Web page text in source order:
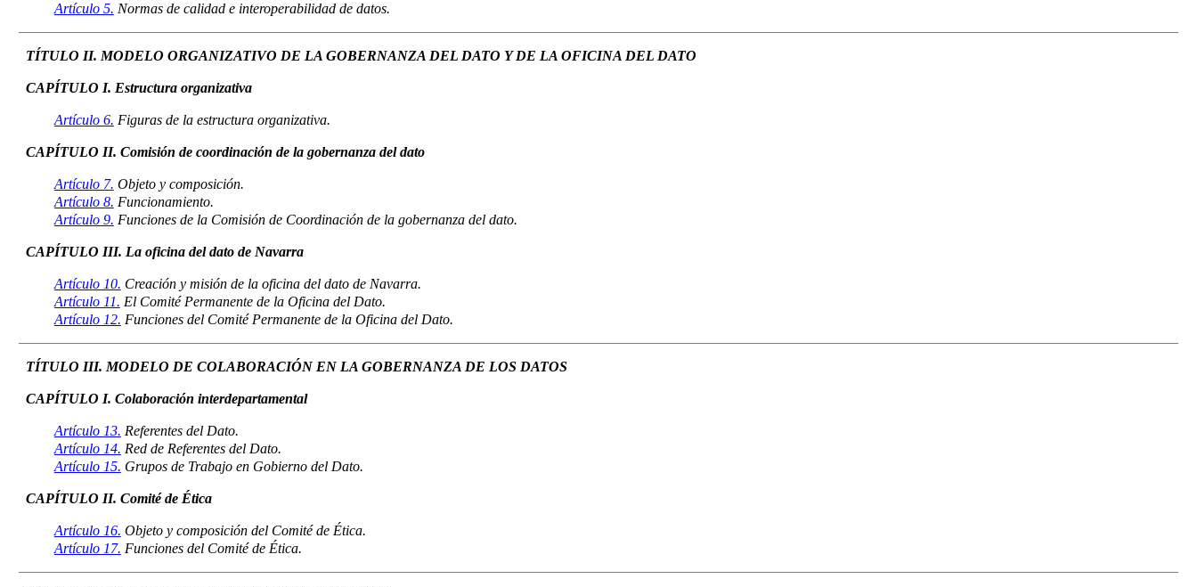
Artículo 5. Normas de calidad e interoperabilidad de datos.
TÍTULO II. MODELO ORGANIZATIVO DE LA GOBERNANZA DEL DATO Y DE LA OFICINA DEL DATO
CAPÍTULO I. Estructura organizativa
Artículo 6. Figuras de la estructura organizativa.
CAPÍTULO II. Comisión de coordinación de la gobernanza del dato
Artículo 7. Objeto y composición.
Artículo 8. Funcionamiento.
Artículo 9. Funciones de la Comisión de Coordinación de la gobernanza del dato.
CAPÍTULO III. La oficina del dato de Navarra
Artículo 10. Creación y misión de la oficina del dato de Navarra.
Artículo 11. El Comité Permanente de la Oficina del Dato.
Artículo 12. Funciones del Comité Permanente de la Oficina del Dato.
TÍTULO III. MODELO DE COLABORACIÓN EN LA GOBERNANZA DE LOS DATOS
CAPÍTULO I. Colaboración interdepartamental
Artículo 13. Referentes del Dato.
Artículo 14. Red de Referentes del Dato.
Artículo 15. Grupos de Trabajo en Gobierno del Dato.
CAPÍTULO II. Comité de Ética
Artículo 16. Objeto y composición del Comité de Ética.
Artículo 17. Funciones del Comité de Ética.